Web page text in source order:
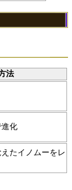
法
進化
たイノムーをレ